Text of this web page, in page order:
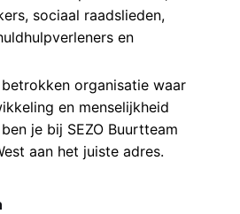
sociaal raadslieden,
en
organisatie waar
en menselijkheid
je bij SEZO Buurtteam
aan het juiste adres.